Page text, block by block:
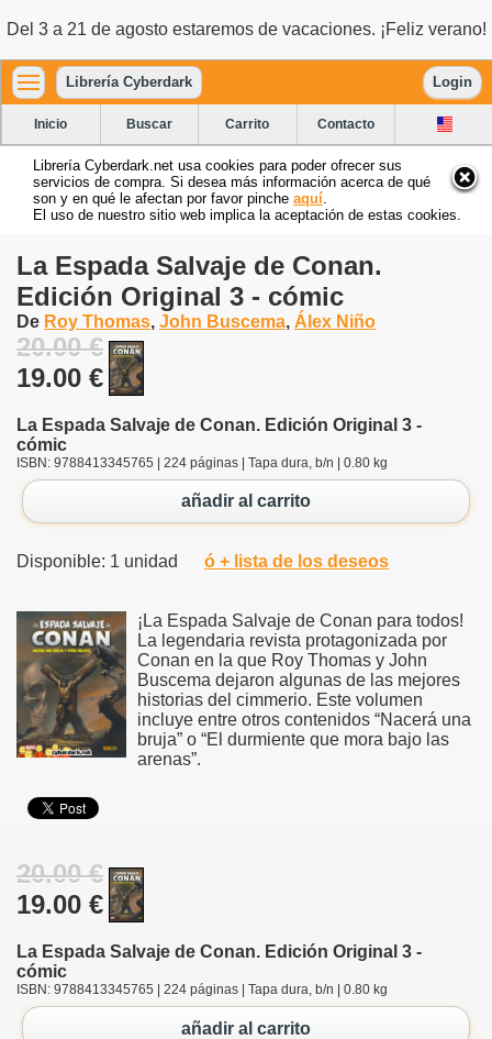
Del 3 a 21 de agosto estaremos de vacaciones. ¡Feliz verano!
Librería Cyberdark Login
Inicio Buscar Carrito Contacto
Librería Cyberdark.net usa cookies para poder ofrecer sus
servicios de compra. Si desea más información acerca de qué
son y en qué le afectan por favor pinche aquí
El uso de nuestro sitio web implica la aceptación de estas cookies.
La Espada Salvaje de Conan.
Edición Original 3 - cómic
De Roy Thomas, John Buscema, Álex Niño
20.00 €
19.00 €
La Espada Salvaje de Conan. Edición Original 3 -
cómic
ISBN: 9788413345765 | 224 páginas | Tapa dura, b/n | 0.80 kg
añadir al carrito
Disponible: 1 unidad ó + lista de los deseos
¡La Espada Salvaje de Conan para todos!
La legendaria revista protagonizada por
Conan en la que Roy Thomas y John
Buscema dejaron algunas de las mejores
historias del cimmerio. Este volumen
incluye entre otros contenidos “Nacerá una
bruja” o “El durmiente que mora bajo las
arenas”.
20.00 €
19.00 €
La Espada Salvaje de Conan. Edición Original 3 -
cómic
ISBN: 9788413345765 | 224 páginas | Tapa dura, b/n | 0.80 kg
añadir al carrito